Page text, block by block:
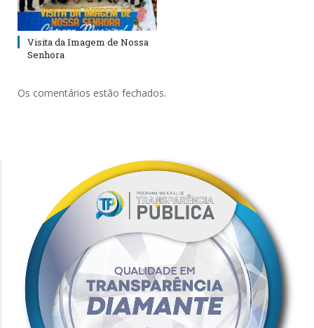
Visita da Imagem de Nossa
Senhora
Os comentários estão fechados.